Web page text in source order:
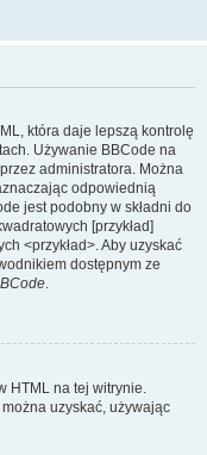
która daje lepszą kontrolę
Używanie BBCode na
administratora. Można
odpowiednią
jest podobny w składni do
[przykład]
<przykład>. Aby uzyskać
dostępnym ze
.
HTML na tej witrynie.
uzyskać, używając